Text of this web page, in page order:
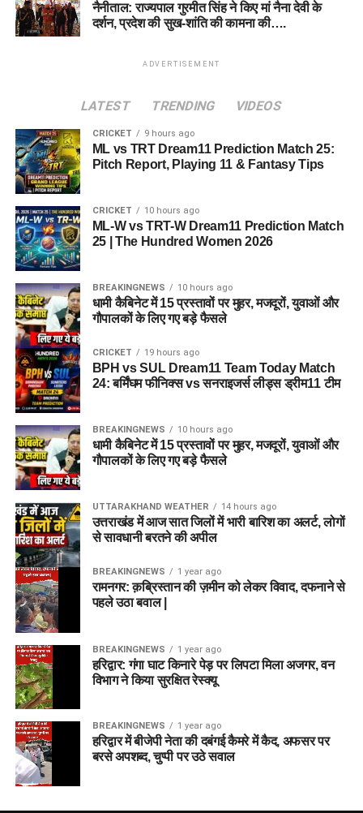
नैनीताल: राज्यपाल गुरमीत सिंह ने किए मां नैना देवी के
दर्शन, प्रदेश की सुख-शांति की कामना की….
ADVERTISEMENT
LATEST TRENDING VIDEOS
CRICKET 9 hours ago
ML vs TRT Dream11 Prediction Match 25:
Pitch Report, Playing 11 & Fantasy Tips
CRICKET 10 hours ago
ML-W vs TRT-W Dream11 Prediction Match
25 | The Hundred Women 2026
BREAKINGNEWS 10 hours ago
धामी कैबिनेट में 15 प्रस्तावों पर मुहर, मजदूरों, युवाओं और
गौपालकों के लिए गए बड़े फैसले
CRICKET 19 hours ago
BPH vs SUL Dream11 Team Today Match
24: बर्मिंघम फीनिक्स vs सनराइजर्स लीड्स ड्रीम11 टीम
BREAKINGNEWS 10 hours ago
धामी कैबिनेट में 15 प्रस्तावों पर मुहर, मजदूरों, युवाओं और
गौपालकों के लिए गए बड़े फैसले
UTTARAKHAND WEATHER 14 hours ago
उत्तराखंड में आज सात जिलों में भारी बारिश का अलर्ट, लोगों
से सावधानी बरतने की अपील
BREAKINGNEWS 1 year ago
रामनगर: क़ब्रिस्तान की ज़मीन को लेकर विवाद, दफनाने से
पहले उठा बवाल |
BREAKINGNEWS 1 year ago
हरिद्वार: गंगा घाट किनारे पेड़ पर लिपटा मिला अजगर, वन
विभाग ने किया सुरक्षित रेस्क्यू
BREAKINGNEWS 1 year ago
हरिद्वार में बीजेपी नेता की दबंगई कैमरे में कैद, अफसर पर
बरसे अपशब्द, चुप्पी पर उठे सवाल